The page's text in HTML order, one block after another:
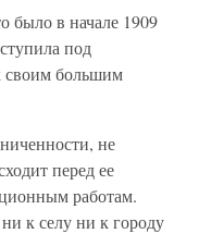
было в начале 1909
под
своим большим
не
перед ее
работам.
к селу ни к городу